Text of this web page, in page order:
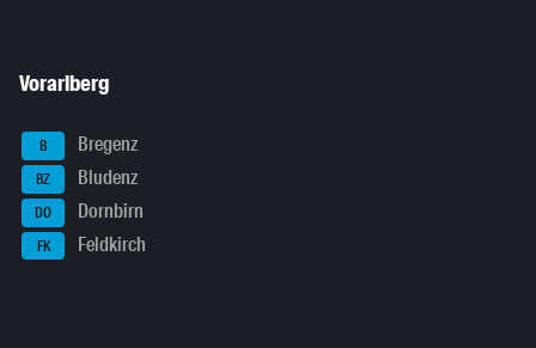
Vorarlberg
B Bregenz
BZ Bludenz
DO Dornbirn
FK Feldkirch